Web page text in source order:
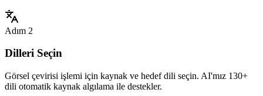
Adım 2
Dilleri Seçin
Görsel çevirisi işlemi için kaynak ve hedef dili seçin. AI'mız 130+
dili otomatik kaynak algılama ile destekler.